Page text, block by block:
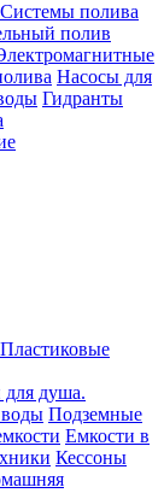
Системы полива
полив
Насосы для
Гидранты
Пластиковые
для душа.
воды Подземные
Емкости в
Кессоны